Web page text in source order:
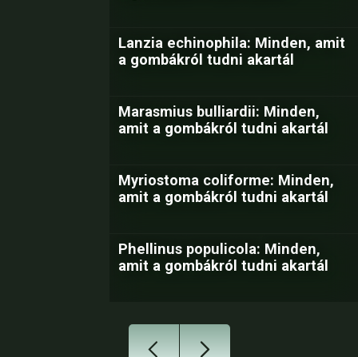
Lanzia echinophila: Minden, amit
a gombákról tudni akartál
Marasmius bulliardii: Minden,
amit a gombákról tudni akartál
Myriostoma coliforme: Minden,
amit a gombákról tudni akartál
Phellinus populicola: Minden,
amit a gombákról tudni akartál